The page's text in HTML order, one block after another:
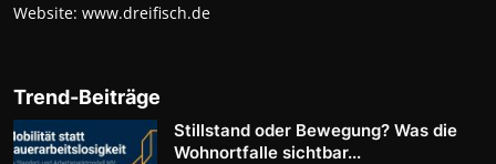
Website: www.dreifisch.de
Trend-Beiträge
Stillstand oder Bewegung? Was die
Wohnortfalle sichtbar...